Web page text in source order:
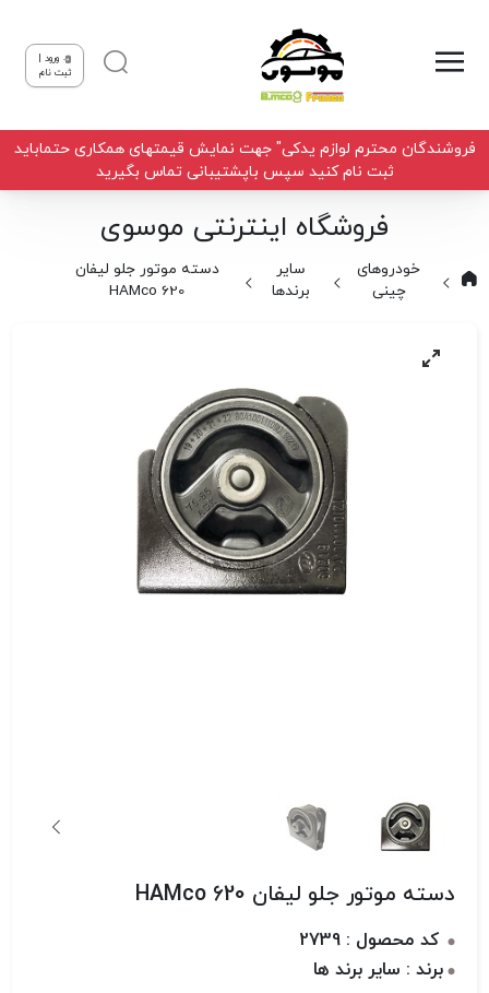
ورود |
ثبت نام
فروشندگان محترم لوازم یدکی" جهت نمایش قیمتهای همکاری حتماباید
ثبت نام کنید سپس باپشتیبانی تماس بگیرید
فروشگاه اینترنتی موسوی
خودروهای
چینی
سایر
برندها
دسته موتور جلو لیفان
620 HAMco
دسته موتور جلو لیفان 620 HAMco
کد محصول : 2739
برند : سایر برند ها